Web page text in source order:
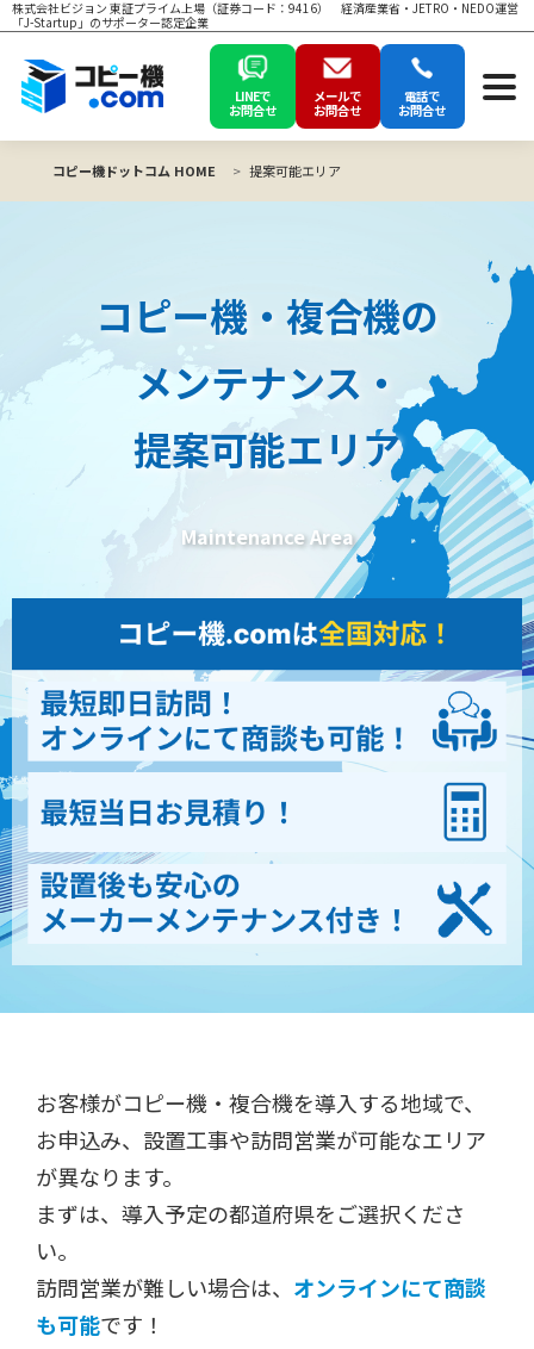
株式会社ビジョン 東証プライム上場（証券コード：9416） 経済産業省・JETRO・NEDO運営
「J-Startup」のサポーター認定企業
LINEで
お問合せ
メールで
お問合せ
電話で
お問合せ
コピー機ドットコム HOME 提案可能エリア
コピー機・複合機の
メンテナンス・
提案可能エリア
Maintenance Area
お客様がコピー機・複合機を導入する地域で、
お申込み、設置工事や訪問営業が可能なエリア
が異なります。
まずは、導入予定の都道府県をご選択くださ
い。
訪問営業が難しい場合は、 オンラインにて商談
も可能です！